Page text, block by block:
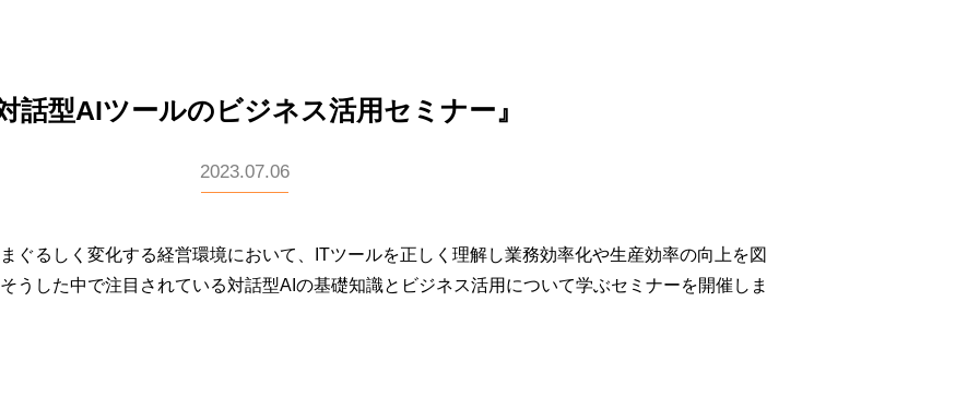
話型AIツールのビジネス活用セミナー』
2023.07.06
ぐるしく変化する経営環境において、ITツールを正しく理解し業務効率化や生産効率の向上を図
うした中で注目されている対話型AIの基礎知識とビジネス活用について学ぶセミナーを開催しま